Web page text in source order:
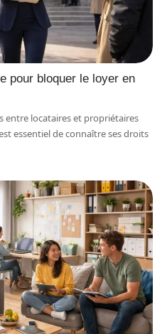
pour bloquer le loyer en
entre locataires et propriétaires
essentiel de connaître ses droits